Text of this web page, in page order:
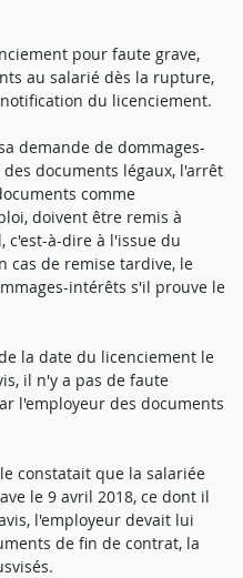
pour faute grave,
au salarié dès la rupture,
du licenciement.
demande de dommages-
documents légaux, l'arrêt
comme
doivent être remis à
c'est-à-dire à l'issue du
cas de remise tardive, le
intérêts s'il prouve le
la date du licenciement le
il n'y a pas de faute
l'employeur des documents
constatait que la salariée
le 9 avril 2018, ce dont il
l'employeur devait lui
de fin de contrat, la